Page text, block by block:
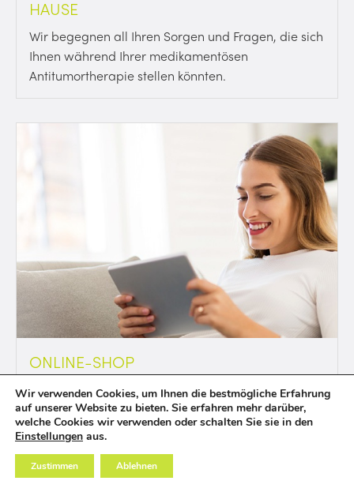
HAUSE
Wir begegnen all Ihren Sorgen und Fragen, die sich
Ihnen während Ihrer medikamentösen
Antitumortherapie stellen könnten.
ONLINE-SHOP
Auch digital für Sie da: Über unseren Online-Shop
können Sie bequem von Zuhause oder unterwegs
alles für Ihre Gesundheit bestellen und sich weitere
Vorteile unseres Webshops sichern.
Wir verwenden Cookies, um Ihnen die bestmögliche Erfahrung
auf unserer Website zu bieten. Sie erfahren mehr darüber,
welche Cookies wir verwenden oder schalten Sie sie in den
Einstellungen aus.
Zustimmen Ablehnen